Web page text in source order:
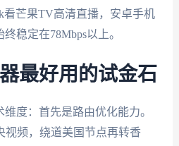
看芒果TV高清直播，安卓手机
稳定在78Mbps以上。
最好用的试金石
度：首先是路由优化能力。
视频，绕道美国节点再转香